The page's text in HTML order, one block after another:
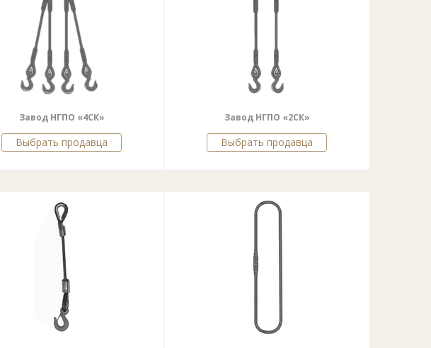
Завод НГПО «4СК»
Выбрать продавца
Завод НГПО «2СК»
Выбрать продавца